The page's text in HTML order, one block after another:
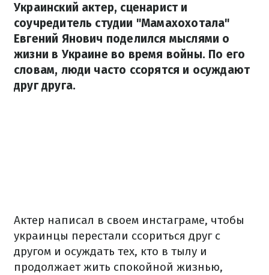
Украинский актер, сценарист и
соучредитель студии "Мамахохотала"
Евгений Янович поделился мыслями о
жизни в Украине во время войны. По его
словам, люди часто ссорятся и осуждают
друг друга.
Актер написал в своем инстаграме, чтобы
украинцы перестали ссориться друг с
другом и осуждать тех, кто в тылу и
продолжает жить спокойной жизнью,